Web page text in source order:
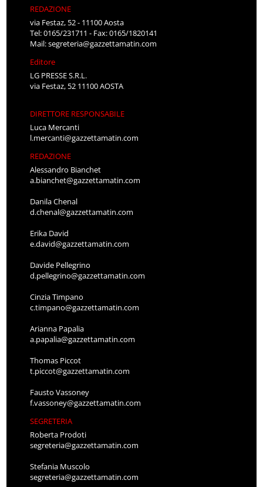
REDAZIONE
via Festaz, 52 - 11100 Aosta
Tel: 0165/231711 - Fax: 0165/1820141
Mail:segreteria@gazzettamatin.com
Editore
LG PRESSE S.R.L.
via Festaz, 52 11100 AOSTA
DIRETTORE RESPONSABILE
Luca Mercanti
l.mercanti@gazzettamatin.com
REDAZIONE
Alessandro Bianchet
a.bianchet@gazzettamatin.com
Danila Chenal
d.chenal@gazzettamatin.com
Erika David
e.david@gazzettamatin.com
Davide Pellegrino
d.pellegrino@gazzettamatin.com
Cinzia Timpano
c.timpano@gazzettamatin.com
Arianna Papalia
a.papalia@gazzettamatin.com
Thomas Piccot
t.piccot@gazzettamatin.com
Fausto Vassoney
f.vassoney@gazzettamatin.com
SEGRETERIA
Roberta Prodoti
segreteria@gazzettamatin.com
Stefania Muscolo
segreteria@gazzettamatin.com